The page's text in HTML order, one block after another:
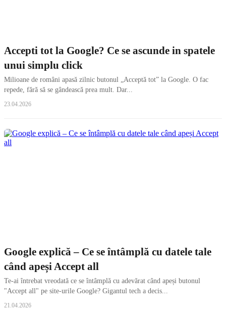
Accepti tot la Google? Ce se ascunde in spatele
unui simplu click
Milioane de români apasă zilnic butonul „Acceptă tot” la Google. O fac
repede, fără să se gândească prea mult. Dar...
23.04.2026
Google explică – Ce se întâmplă cu datele tale
când apeși Accept all
Te-ai întrebat vreodată ce se întâmplă cu adevărat când apeși butonul
"Accept all" pe site-urile Google? Gigantul tech a decis...
21.04.2026